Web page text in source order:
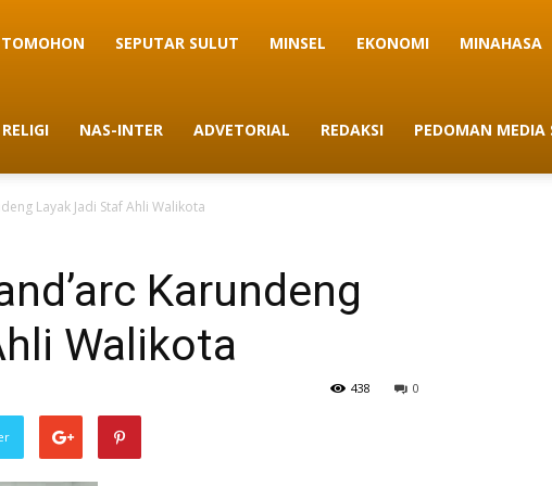
TOMOHON SEPUTAR SULUT MINSEL EKONOMI MINAHASA
RELIGI NAS-INTER ADVETORIAL REDAKSI PEDOMAN MEDIA
Layak Jadi Staf Ahli Walikota
Karundeng
Walikota
0
438